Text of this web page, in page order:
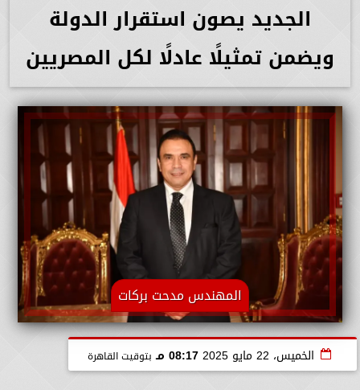
الجديد يصون استقرار الدولة
ويضمن تمثيلًا عادلًا لكل المصريين
المهندس مدحت بركات
الخميس، 22 مايو 2025 08:17 مـ بتوقيت القاهرة